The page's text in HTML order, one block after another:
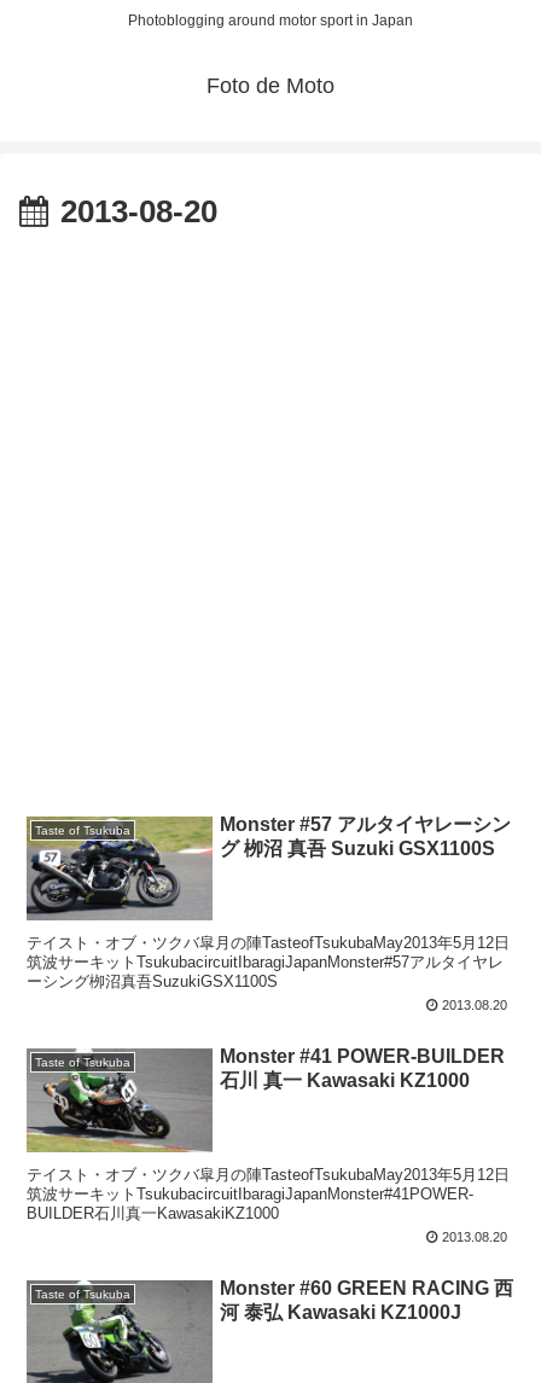
Photoblogging around motor sport in Japan
Foto de Moto
2013-08-20
Taste of Tsukuba
Monster #57 アルタイヤレーシン
グ 栁沼 真吾 Suzuki GSX1100S
テイスト・オブ・ツクバ皐月の陣TasteofTsukubaMay2013年5月12日
筑波サーキットTsukubacircuitIbaragiJapanMonster#57アルタイヤレ
ーシング栁沼真吾SuzukiGSX1100S
2013.08.20
Taste of Tsukuba
Monster #41 POWER-BUILDER
石川 真一 Kawasaki KZ1000
テイスト・オブ・ツクバ皐月の陣TasteofTsukubaMay2013年5月12日
筑波サーキットTsukubacircuitIbaragiJapanMonster#41POWER-
BUILDER石川真一KawasakiKZ1000
2013.08.20
Taste of Tsukuba
Monster #60 GREEN RACING 西
河 泰弘 Kawasaki KZ1000J